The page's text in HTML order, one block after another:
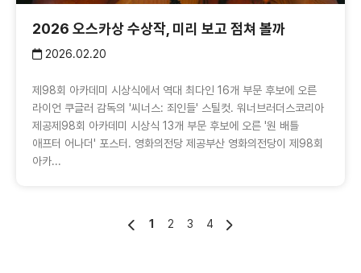
2026 오스카상 수상작, 미리 보고 점쳐 볼까
2026.02.20
제98회 아카데미 시상식에서 역대 최다인 16개 부문 후보에 오른
라이언 쿠글러 감독의 '씨너스: 죄인들' 스틸컷. 워너브러더스코리아
제공제98회 아카데미 시상식 13개 부문 후보에 오른 '원 배틀
애프터 어나더' 포스터. 영화의전당 제공부산 영화의전당이 제98회
아카...
1 2 3 4